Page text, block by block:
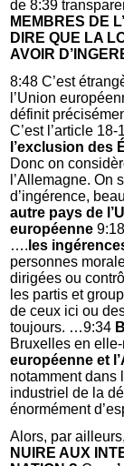
de 8:39
MEMBRES DE
DIRE QUE LA
AVOIR
8:48 C’est
l’Union
définit
C’est l’article 18-
l’exclusion des
Donc on
l’Allemagne. On
d’ingérence,
autre pays de
européenne9:18
…. les
personnes
dirigées ou
les partis et
de ceux ici ou
toujours. …9:34
Bruxelles en
européenne et
notamment dans
industriel de la
énormément
Alors, par
NUIRE AUX